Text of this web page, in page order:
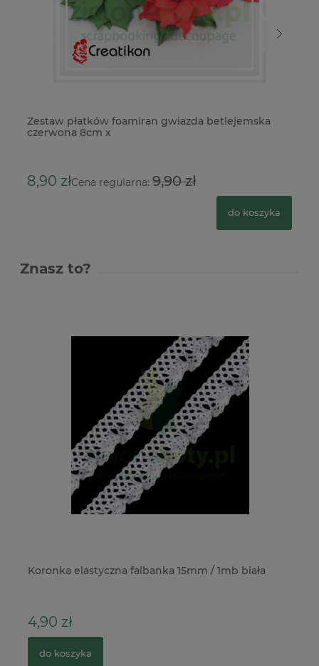
Zestaw płatków foamiran gwiazda betlejemska
czerwona 8cm x
8,90 złCena regularna: 9,90 zł
do koszyka
Znasz to?
Koronka elastyczna falbanka 15mm / 1mb biała
4,90 zł
do koszyka